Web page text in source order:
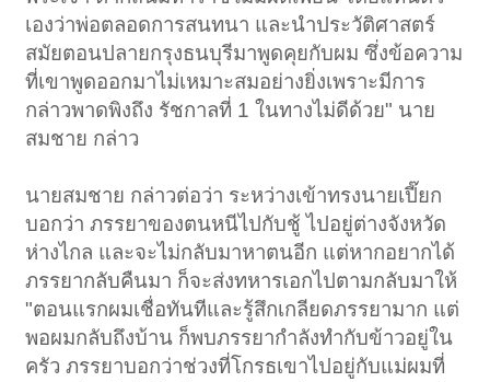
เองว่าพ่อตลอดการสนทนา และนำประวัติศาสตร์
สมัยตอนปลายกรุงธนบุรีมาพูดคุยกับผม ซึ่งข้อความ
ที่เขาพูดออกมาไม่เหมาะสมอย่างยิ่งเพราะมีการ
กล่าวพาดพิงถึง รัชกาลที่ 1 ในทางไม่ดีด้วย" นาย
สมชาย กล่าว
นายสมชาย กล่าวต่อว่า ระหว่างเข้าทรงนายเปี๊ยก
บอกว่า ภรรยาของตนหนีไปกับชู้ ไปอยู่ต่างจังหวัด
ห่างไกล และจะไม่กลับมาหาตนอีก แต่หากอยากได้
ภรรยากลับคืนมา ก็จะส่งทหารเอกไปตามกลับมาให้
"ตอนแรกผมเชื่อทันทีและรู้สึกเกลียดภรรยามาก แต่
พอผมกลับถึงบ้าน ก็พบภรรยากำลังทำกับข้าวอยู่ใน
ครัว ภรรยาบอกว่าช่วงที่โกรธเขาไปอยู่กับแม่ผมที่